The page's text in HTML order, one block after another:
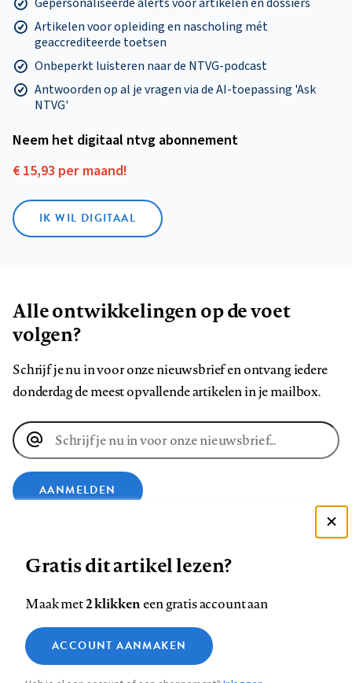
Gepersonaliseerde alerts voor artikelen en dossiers
Artikelen voor opleiding en nascholing mét
geaccrediteerde toetsen
Onbeperkt luisteren naar de NTVG-podcast
Antwoorden op al je vragen via de AI-toepassing 'Ask
NTVG'
Neem het digitaal ntvg abonnement
€ 15,93 per maand!
IK WIL DIGITAAL
Alle ontwikkelingen op de voet
volgen?
Schrijf je nu in voor onze nieuwsbrief en ontvang iedere
donderdag de meest opvallende artikelen in je mailbox.
E-
mailadres
AANMELDEN
op
Facebook
op
LinkedIn
op
Bluesky
ons
op
InstagramYouTube
Footer
Contact Colofon Disclaimer Privacy
Medische vragen verdienen
betrouwbare antwoorden
Zie onze cookie policy
Analytische cookies
Gratis dit artikel lezen?
Maak met2 klikkeneen gratis account aan
ACCOUNT AANMAKEN